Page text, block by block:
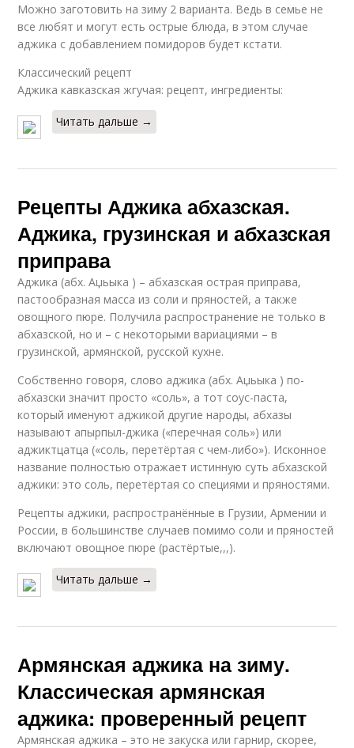
Можно заготовить на зиму 2 варианта. Ведь в семье не
все любят и могут есть острые блюда, в этом случае
аджика с добавлением помидоров будет кстати.
Классический рецепт
Аджика кавказская жгучая: рецепт, ингредиенты:
Читать дальше →
Рецепты Аджика абхазская.
Аджика, грузинская и абхазская
приправа
Аджика (абх. Аџьыка ) – абхазская острая приправа,
пастообразная масса из соли и пряностей, а также
овощного пюре. Получила распространение не только в
абхазской, но и – с некоторыми вариациями – в
грузинской, армянской, русской кухне.
Собственно говоря, слово аджика (абх. Аџьыка ) по-
абхазски значит просто «соль», а тот соус-паста,
который именуют аджикой другие народы, абхазы
называют апырпыл-джика («перечная соль») или
аджиктцатца («соль, перетёртая с чем-либо»). Исконное
название полностью отражает истинную суть абхазской
аджики: это соль, перетёртая со специями и пряностями.
Рецепты аджики, распространённые в Грузии, Армении и
России, в большинстве случаев помимо соли и пряностей
включают овощное пюре (растёртые,,,).
Читать дальше →
Армянская аджика на зиму.
Классическая армянская
аджика: проверенный рецепт
Армянская аджика – это не закуска или гарнир, скорее,